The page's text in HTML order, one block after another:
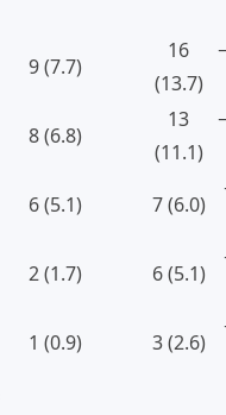
9 (7.7)
16
(13.7)
8 (6.8)
13
(11.1)
6 (5.1) 7 (6.0)
2 (1.7) 6 (5.1)
1 (0.9) 3 (2.6)